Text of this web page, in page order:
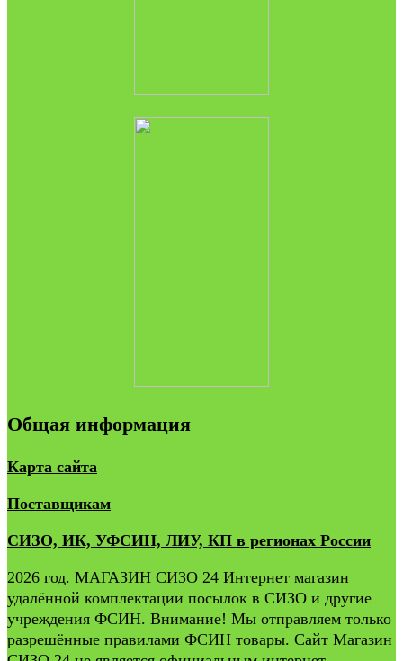
Общая информация
Карта сайта
Поставщикам
СИЗО, ИК, УФСИН, ЛИУ, КП в регионах России
2026 год. МАГАЗИН СИЗО 24 Интернет магазин
удалённой комплектации посылок в СИЗО и другие
учреждения ФСИН. Внимание! Мы отправляем только
разрешённые правилами ФСИН товары. Сайт Магазин